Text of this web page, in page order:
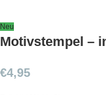
Neu
Motivstempel –
€4,95